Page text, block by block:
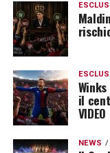
il
VIDEO
NEWS